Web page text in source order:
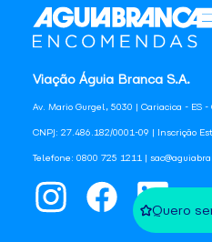
Quero
Viação Águia Branca S.A.
Av. Mario Gurgel, 5030 | Cariacica - ES -
CNPJ: 27.486.182/0001-09 | Inscrição
Telefone: 0800 725 1211 |